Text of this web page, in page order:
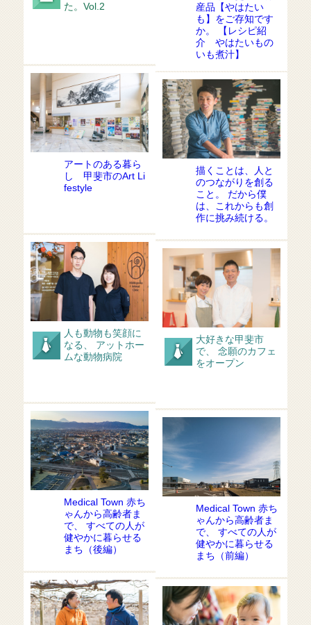
た。Vol.2
産品【やはたい
も】をご存知です
か。 【レシピ紹
介 やはたいもの
いも煮汁】
アートのある暮ら
し 甲斐市のArt Li
festyle
描くことは、人と
のつながりを創る
こと。 だから僕
は、これからも創
作に挑み続ける。
人も動物も笑顔に
なる、 アットホー
ムな動物病院
大好きな甲斐市
で、 念願のカフェ
をオープン
Medical Town 赤ち
ゃんから高齢者ま
で、 すべての人が
健やかに暮らせる
まち（後編）
Medical Town 赤ち
ゃんから高齢者ま
で、 すべての人が
健やかに暮らせる
まち（前編）